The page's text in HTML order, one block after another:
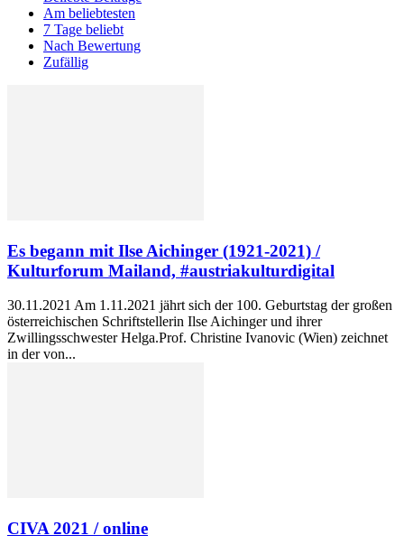
Am beliebtesten
7 Tage beliebt
Nach Bewertung
Zufällig
Es begann mit Ilse Aichinger (1921-2021) /
Kulturforum Mailand, #austriakulturdigital
30.11.2021 Am 1.11.2021 jährt sich der 100. Geburtstag der großen
österreichischen Schriftstellerin Ilse Aichinger und ihrer
Zwillingsschwester Helga.Prof. Christine Ivanovic (Wien) zeichnet
in der von...
CIVA 2021 / online